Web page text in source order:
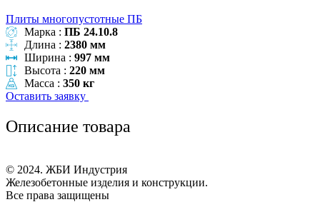
Плиты многопустотные ПБ
Марка : ПБ 24.10.8
Длина : 2380 мм
Ширина : 997 мм
Высота : 220 мм
Масса : 350 кг
Оставить заявку
Описание товара
© 2024. ЖБИ Индустрия
Железобетонные изделия и конструкции.
Все права защищены